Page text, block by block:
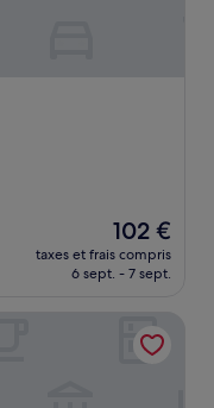
Le
nouveau
prix
de
102 €
102 €
taxes et frais compris
6 sept. - 7 sept.